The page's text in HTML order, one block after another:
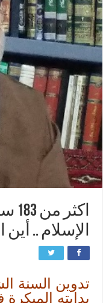
الإسلام ..
تدوين السنة
بدايته